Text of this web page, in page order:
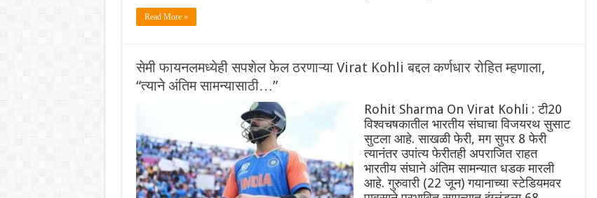
Read More »
सेमी फायनलमध्येही सपशेल फेल ठरणाऱ्या Virat Kohli बद्दल कर्णधार रोहित म्हणाला,
“त्याने अंतिम सामन्यासाठी…”
Rohit Sharma On Virat Kohli : टी20
विश्वचषकातील भारतीय संघाचा विजयरथ सुसाट
सुटला आहे. साखळी फेरी, मग सुपर 8 फेरी
त्यानंतर उपांत्य फेरीतही अपराजित राहत
भारतीय संघाने अंतिम सामन्यात धडक मारली
आहे. गुरुवारी (22 जून) गयानाच्या स्टेडियमवर